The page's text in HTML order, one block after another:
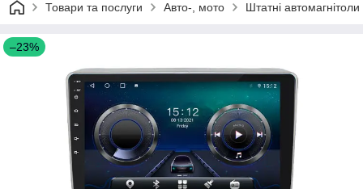
Товари та послуги Авто-, мото Штатні автомагнітоли
–23%